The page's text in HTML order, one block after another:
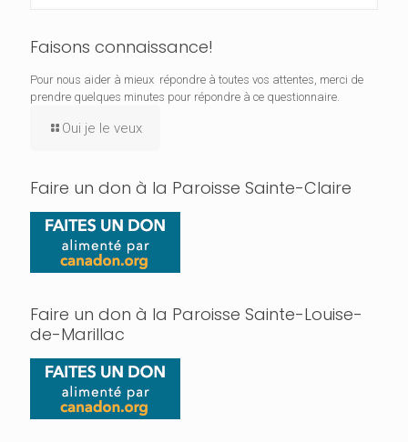
Faisons connaissance!
Pour nous aider à mieux répondre à toutes vos attentes, merci de
prendre quelques minutes pour répondre à ce questionnaire.
Oui je le veux
Faire un don à la Paroisse Sainte-Claire
Faire un don à la Paroisse Sainte-Louise-
de-Marillac